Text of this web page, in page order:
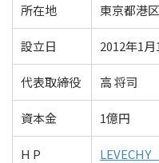
所在地 東京都港
設立日 2012年1月
代表取締役 高 将司
資本金 1億円
H P LEVECHY